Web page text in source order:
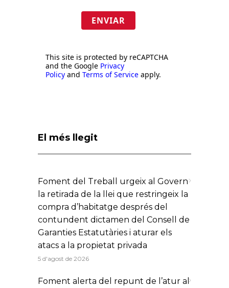
ENVIAR
This site is protected by reCAPTCHA
and the Google Privacy
Policy and Terms of Service apply.
El més llegit
Foment del Treball urgeix al Govern
la retirada de la llei que restringeix la
compra d’habitatge després del
contundent dictamen del Consell de
Garanties Estatutàries i aturar els
atacs a la propietat privada
5 d'agost de 2026
Foment alerta del repunt de l’atur al